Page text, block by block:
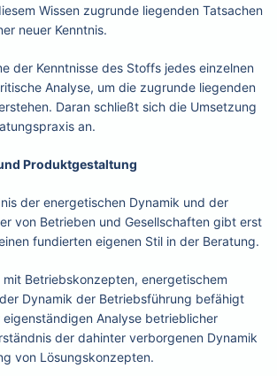
Wissen zugrunde liegenden Tatsachen
neuer Kenntnis.
der Kenntnisse des Stoffs jedes einzelnen
Analyse, um die zugrunde liegenden
Daran schließt sich die Umsetzung
an.
Produktgestaltung
der energetischen Dynamik und der
von Betrieben und Gesellschaften gibt erst
fundierten eigenen Stil in der Beratung.
Betriebskonzepten, energetischem
Dynamik der Betriebsführung befähigt
eigenständigen Analyse betrieblicher
der dahinter verborgenen Dynamik
von Lösungskonzepten.